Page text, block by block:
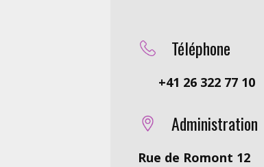
Téléphone
+41 26 322 77 10
Administration
Rue de Romont 12